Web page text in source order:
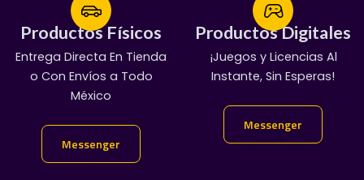
rodado libre optimizadas para el máximo
rendimiento.
Blíster Sellado de Fábrica:Se entrega en su
tarjeta original sellada, garantizando que tanto la
burbuja plástica como la tarjeta se mantengan
🏬 Adquiérelo de forma fácil y
Productos Físicos
Entrega Directa En Tienda
o Con Envíos a Todo
México
Messenger
Productos Físicos
¡Servicio Garantizado!
Manda Mensaje:
Messenger
Productos Digitales
¡Juegos y Licencias Al
Instante, Sin Esperas!
Messenger
Productos Digitales
100% Garantizado
Entregas En Chat Vip
Messenger